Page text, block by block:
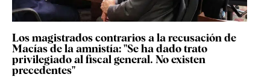
Los magistrados contrarios a la recusación de
Macías de la amnistía: "Se ha dado trato
privilegiado al fiscal general. No existen
precedentes"